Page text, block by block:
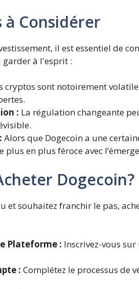
à Considérer
il est essentiel de
garder à l'esprit :
cryptos sont notoirement
: La régulation changeante
Alors que Dogecoin a une
en plus féroce avec
Dogecoin?
et souhaitez franchir le pas,
Plateforme : Inscrivez-vous
: Complétez le processus de